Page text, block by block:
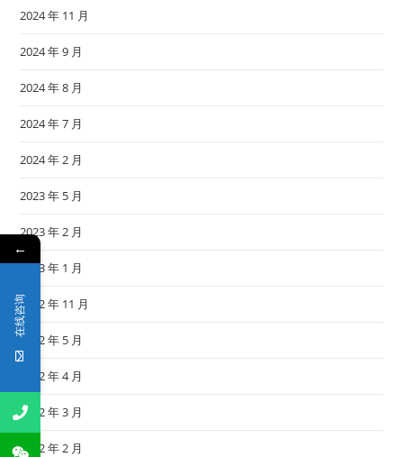
2024 年 11 月
2024 年 9 月
2024 年 8 月
2024 年 7 月
2024 年 2 月
2023 年 5 月
2023 年 2 月
2023 年 1 月
2022 年 11 月
2022 年 5 月
2022 年 4 月
2022 年 3 月
2022 年 2 月
←
在线咨询